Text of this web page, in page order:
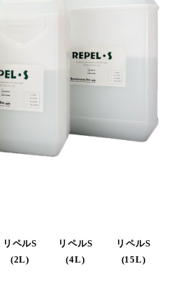
リペルS
(2L)
リペルS
(4L)
リペルS
(15L)